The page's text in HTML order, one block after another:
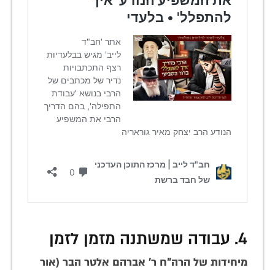
4. עבודה שמשתנה מזמן לזמן
מיחידות של הרה"ח ר' אברהם אלטר הבר (אור